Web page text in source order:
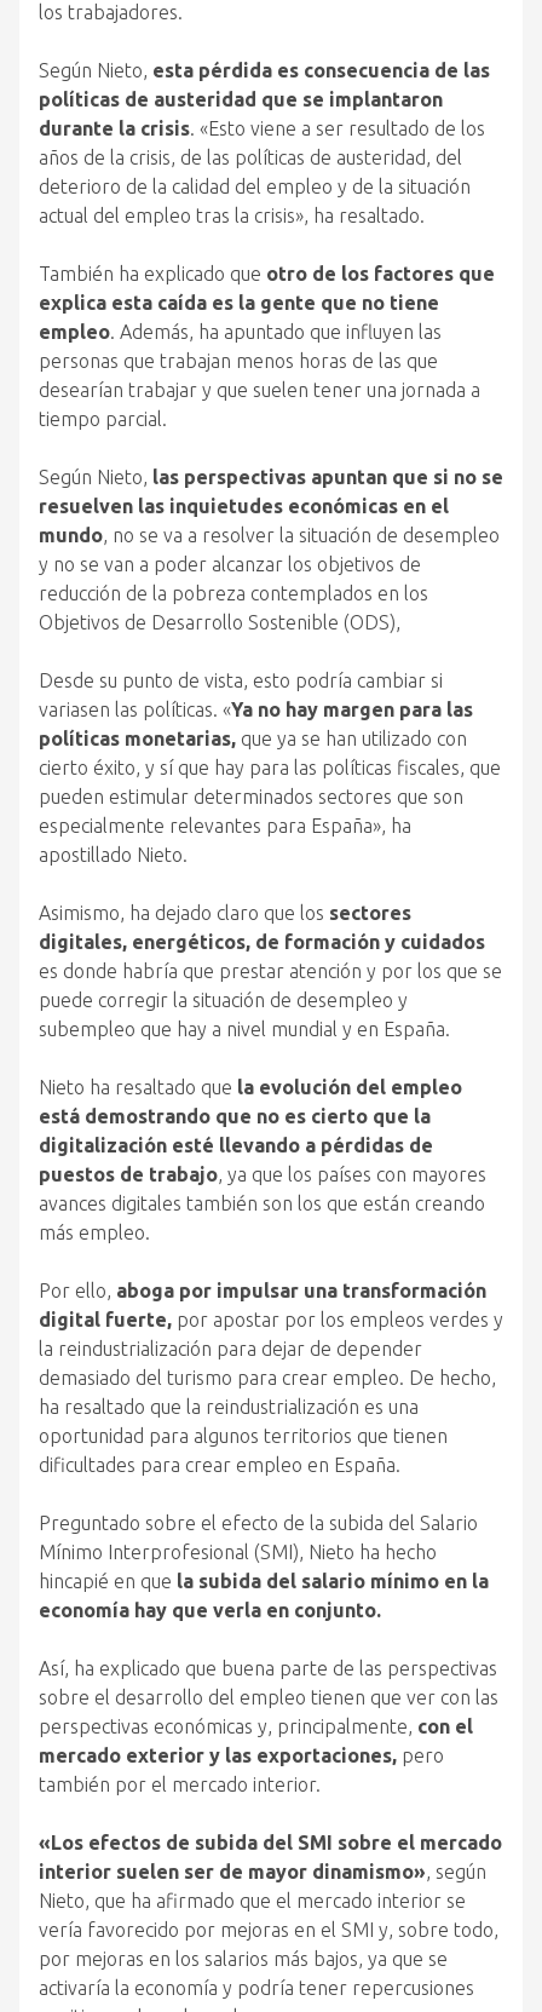
los trabajadores.
Según Nieto, esta pérdida es consecuencia de las
políticas de austeridad que se implantaron
durante la crisis. «Esto viene a ser resultado de los
años de la crisis, de las políticas de austeridad, del
deterioro de la calidad del empleo y de la situación
actual del empleo tras la crisis», ha resaltado.
También ha explicado que otro de los factores que
explica esta caída es la gente que no tiene
empleo. Además, ha apuntado que influyen las
personas que trabajan menos horas de las que
desearían trabajar y que suelen tener una jornada a
tiempo parcial.
Según Nieto, las perspectivas apuntan que si no se
resuelven las inquietudes económicas en el
mundo, no se va a resolver la situación de desempleo
y no se van a poder alcanzar los objetivos de
reducción de la pobreza contemplados en los
Objetivos de Desarrollo Sostenible (ODS),
Desde su punto de vista, esto podría cambiar si
variasen las políticas. «Ya no hay margen para las
políticas monetarias, que ya se han utilizado con
cierto éxito, y sí que hay para las políticas fiscales, que
pueden estimular determinados sectores que son
especialmente relevantes para España», ha
apostillado Nieto.
Asimismo, ha dejado claro que los sectores
digitales, energéticos, de formación y cuidados
es donde habría que prestar atención y por los que se
puede corregir la situación de desempleo y
subempleo que hay a nivel mundial y en España.
Nieto ha resaltado que la evolución del empleo
está demostrando que no es cierto que la
digitalización esté llevando a pérdidas de
puestos de trabajo, ya que los países con mayores
avances digitales también son los que están creando
más empleo.
Por ello, aboga por impulsar una transformación
digital fuerte, por apostar por los empleos verdes y
la reindustrialización para dejar de depender
demasiado del turismo para crear empleo. De hecho,
ha resaltado que la reindustrialización es una
oportunidad para algunos territorios que tienen
dificultades para crear empleo en España.
Preguntado sobre el efecto de la subida del Salario
Mínimo Interprofesional (SMI), Nieto ha hecho
hincapié en que la subida del salario mínimo en la
economía hay que verla en conjunto.
Así, ha explicado que buena parte de las perspectivas
sobre el desarrollo del empleo tienen que ver con las
perspectivas económicas y, principalmente, con el
mercado exterior y las exportaciones, pero
también por el mercado interior.
«Los efectos de subida del SMI sobre el mercado
interior suelen ser de mayor dinamismo», según
Nieto, que ha afirmado que el mercado interior se
vería favorecido por mejoras en el SMI y, sobre todo,
por mejoras en los salarios más bajos, ya que se
activaría la economía y podría tener repercusiones